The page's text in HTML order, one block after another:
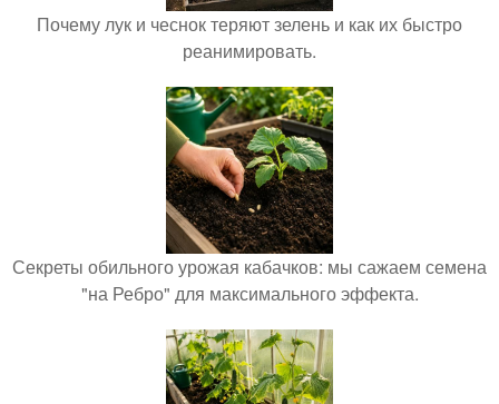
Почему лук и чеснок теряют зелень и как их быстро
реанимировать.
Секреты обильного урожая кабачков: мы сажаем семена
"на Ребро" для максимального эффекта.